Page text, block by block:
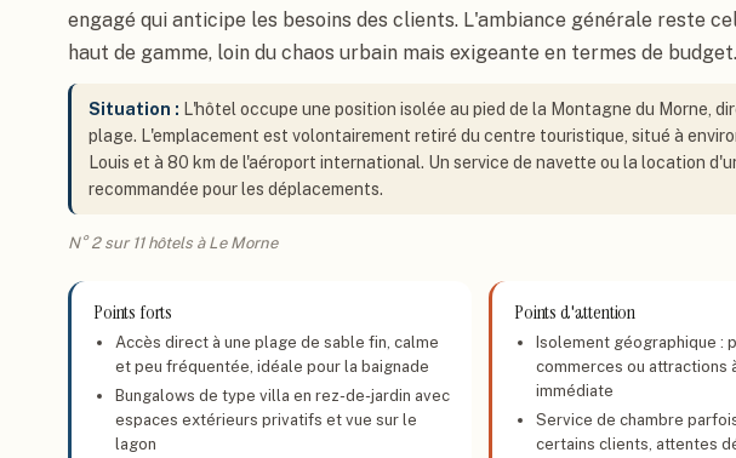
engagé qui anticipe les besoins des clients. L'ambiance générale reste
haut de gamme, loin du chaos urbain mais exigeante en termes de budget.
Situation : L'hôtel occupe une position isolée au pied de la Montagne du Morne,
plage. L'emplacement est volontairement retiré du centre touristique, situé à
Louis et à 80 km de l'aéroport international. Un service de navette ou la location
recommandée pour les déplacements.
N° 2 sur 11 hôtels à Le Morne
Points forts
Accès direct à une plage de sable fin, calme
et peu fréquentée, idéale pour la baignade
Bungalows de type villa en rez-de-jardin avec
espaces extérieurs privatifs et vue sur le
lagon
Points d'attention
Isolement géographique :
commerces ou attractions
immédiate
Service de chambre
certains clients, attentes